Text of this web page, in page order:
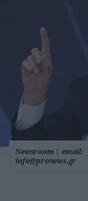
Newsroom | email:
info@pronews.gr